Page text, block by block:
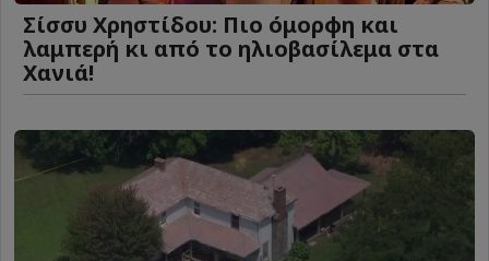
Σίσσυ Χρηστίδου: Πιο όμορφη και
λαμπερή κι από το ηλιοβασίλεμα στα
Χανιά!